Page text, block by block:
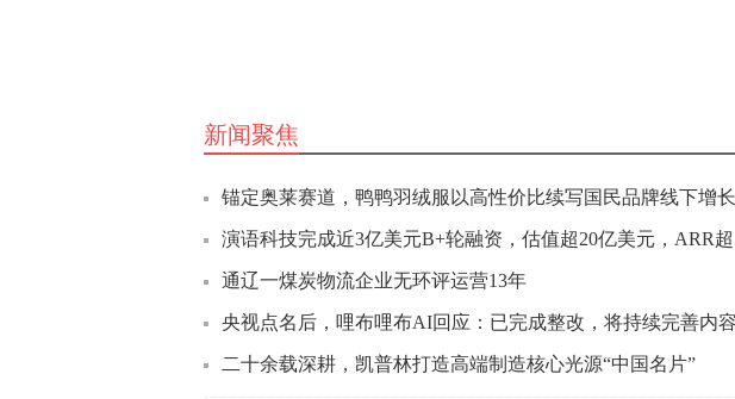
新闻聚焦
锚定奥莱赛道，鸭鸭羽绒服以高性价比续写国民品牌线下增长
演语科技完成近3亿美元B+轮融资，估值超20亿美元，ARR超
通辽一煤炭物流企业无环评运营13年
央视点名后，哩布哩布AI回应：已完成整改，将持续完善内
二十余载深耕，凯普林打造高端制造核心光源“中国名片”